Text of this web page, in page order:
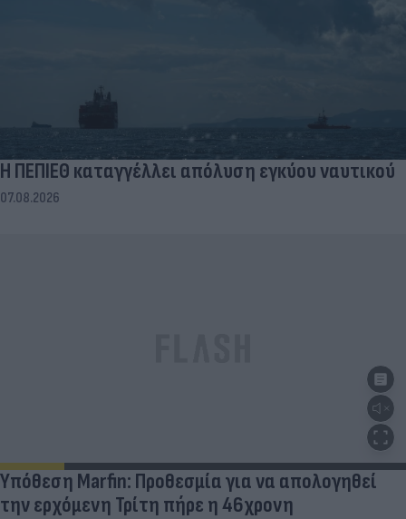
Η ΠΕΠΙΕΘ καταγγέλλει απόλυση εγκύου ναυτικού
07.08.2026
Υπόθεση Marfin: Προθεσμία για να απολογηθεί
την ερχόμενη Τρίτη πήρε η 46χρονη